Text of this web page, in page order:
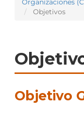
Organizaciones
Objetivos
Objetivo